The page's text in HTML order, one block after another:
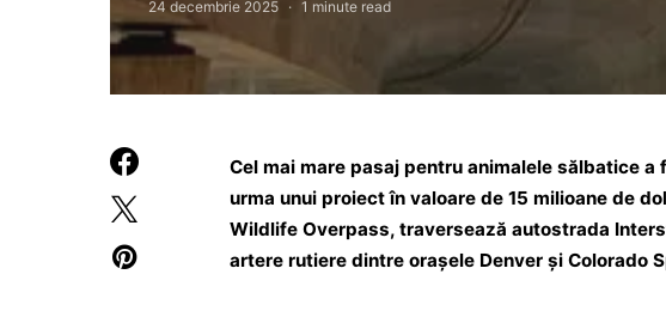
24 decembrie 2025 1 minute read
Cel mai mare pasaj pentru animalele sălbatice
urma unui proiect în valoare de 15 milioane de
Wildlife Overpass, traversează autostrada
artere rutiere dintre orașele Denver și Colorado